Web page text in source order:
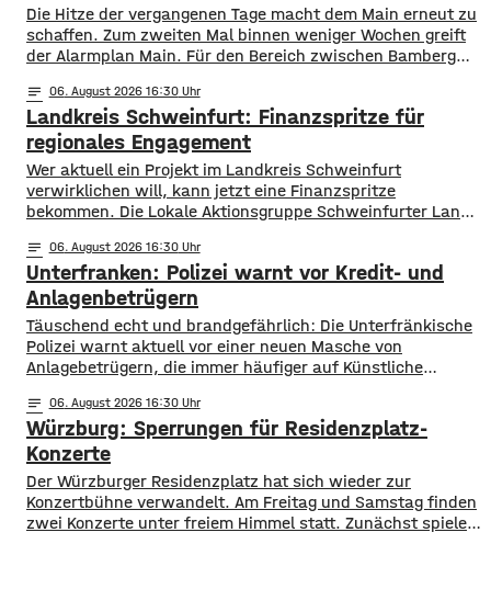
Die Hitze der vergangenen Tage macht dem Main erneut zu
schaffen. Zum zweiten Mal binnen weniger Wochen greift
der Alarmplan Main. Für den Bereich zwischen Bamberg
mainabwärts die zweite von drei Warnstufen. Zwar gibt es
aktuell mit dem Sauerstoffgehalt im Wasser noch keine
Probleme, allerdings ist die Wassertemperatur
notes 06. August 2026 16:30
Landkreis Schweinfurt: Finanzspritze für
regionales Engagement
Wer aktuell ein Projekt im Landkreis Schweinfurt
verwirklichen will, kann jetzt eine Finanzspritze
bekommen. Die Lokale Aktionsgruppe Schweinfurter Land
Bewerben können sich Bürger, Vereine und Organisationen.
Die Projekte sollen den Entwicklungszielen des Landkreises
dienen und das Bürgerengagement des Schweinfurter
Lands stärken. Die Entwicklungsziele sind:
Daseinsvorsorge, sozialer Zusammenhalt,
notes 06. August 2026 16:30
Unterfranken: Polizei warnt vor Kredit- und
Anlagenbetrügern
​​Täuschend echt und brandgefährlich: Die Unterfränkische
Polizei warnt aktuell vor einer neuen Masche von
Anlagebetrügern, die immer häufiger auf Künstliche
Menschen aus der Region um ihr Erspartes gebracht. ​Laut
Polizei erstellen die Täter mithilfe von KI täuschen echte
Werbevideos oder fälschen Empfehlungen von prominenten
Persönlichkeiten. Ihr Ziel: echte
notes 06. August 2026 16:30
Würzburg: Sperrungen für Residenzplatz-
Konzerte
Der Würzburger Residenzplatz hat sich wieder zur
Konzertbühne verwandelt. Am Freitag und Samstag finden
zwei Konzerte unter freiem Himmel statt. Zunächst spielen